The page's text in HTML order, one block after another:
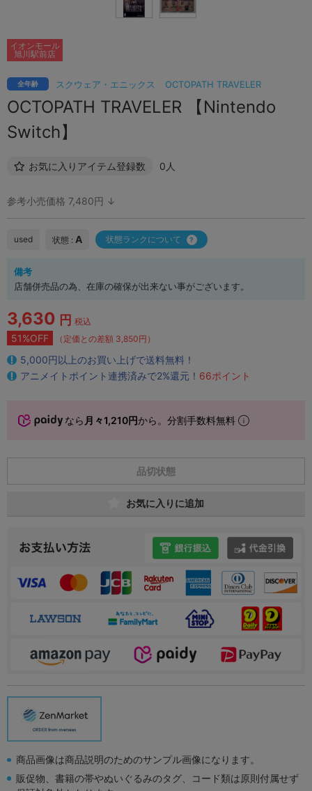
スクウェア・エニックス OCTOPATH TRAVELER
全年齢
OCTOPATH TRAVELER 【Nintendo
Switch】
お気に入りアイテム登録数 0人
イオンモール
旭川駅前店
参考小売価格 7,480円 ↓
used 状態 : A 状態ランクについて
備考
店舗併売品の為、在庫の確保が出来ない事がございます。
3,630 円 税込
51%OFF （定価との差額 3,850円）
5,000円以上のお買い上げで送料無料！
アニメイトポイント連携済みで2%還元！ 66ポイント
なら 月々1,210円から。分割手数料無料
品切状態
お気に入りに追加
商品画像は商品説明のためのサンプル画像になります。
販促物、書籍の帯やぬいぐるみのタグ、コード類は原則付属せず